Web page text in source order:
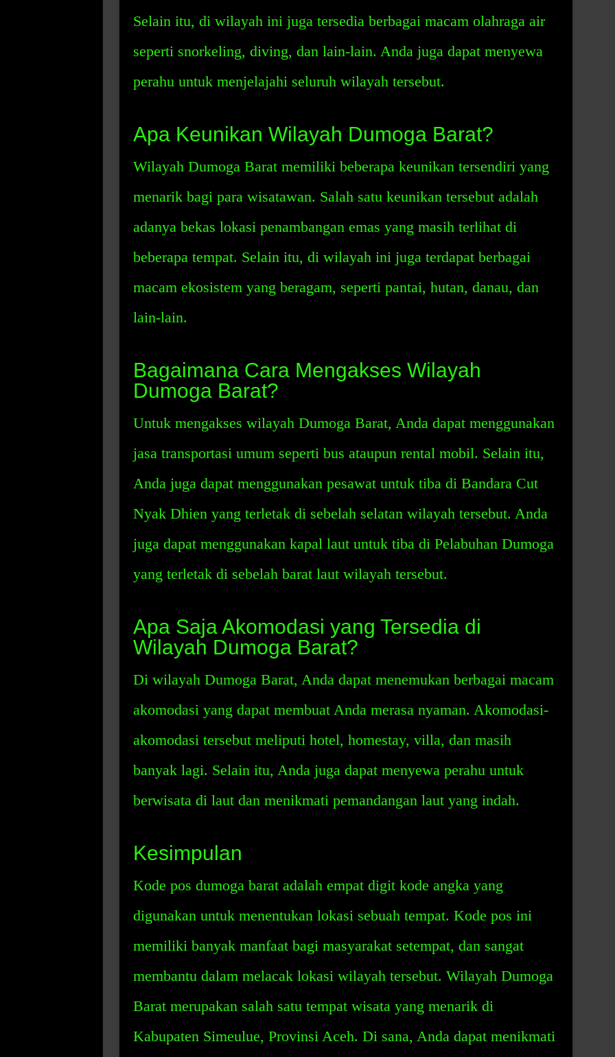
Selain itu, di wilayah ini juga tersedia berbagai macam olahraga air
seperti snorkeling, diving, dan lain-lain. Anda juga dapat menyewa
perahu untuk menjelajahi seluruh wilayah tersebut.
Apa Keunikan Wilayah Dumoga Barat?
Wilayah Dumoga Barat memiliki beberapa keunikan tersendiri yang
menarik bagi para wisatawan. Salah satu keunikan tersebut adalah
adanya bekas lokasi penambangan emas yang masih terlihat di
beberapa tempat. Selain itu, di wilayah ini juga terdapat berbagai
macam ekosistem yang beragam, seperti pantai, hutan, danau, dan
lain-lain.
Bagaimana Cara Mengakses Wilayah
Dumoga Barat?
Untuk mengakses wilayah Dumoga Barat, Anda dapat menggunakan
jasa transportasi umum seperti bus ataupun rental mobil. Selain itu,
Anda juga dapat menggunakan pesawat untuk tiba di Bandara Cut
Nyak Dhien yang terletak di sebelah selatan wilayah tersebut. Anda
juga dapat menggunakan kapal laut untuk tiba di Pelabuhan Dumoga
yang terletak di sebelah barat laut wilayah tersebut.
Apa Saja Akomodasi yang Tersedia di
Wilayah Dumoga Barat?
Di wilayah Dumoga Barat, Anda dapat menemukan berbagai macam
akomodasi yang dapat membuat Anda merasa nyaman. Akomodasi-
akomodasi tersebut meliputi hotel, homestay, villa, dan masih
banyak lagi. Selain itu, Anda juga dapat menyewa perahu untuk
berwisata di laut dan menikmati pemandangan laut yang indah.
Kesimpulan
Kode pos dumoga barat adalah empat digit kode angka yang
digunakan untuk menentukan lokasi sebuah tempat. Kode pos ini
memiliki banyak manfaat bagi masyarakat setempat, dan sangat
membantu dalam melacak lokasi wilayah tersebut. Wilayah Dumoga
Barat merupakan salah satu tempat wisata yang menarik di
Kabupaten Simeulue, Provinsi Aceh. Di sana, Anda dapat menikmati